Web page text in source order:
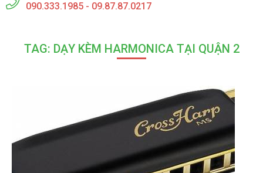
090.333.1985 - 09.87.87.0217
TAG: DẠY KÈM HARMONICA TẠI QUẬN 2